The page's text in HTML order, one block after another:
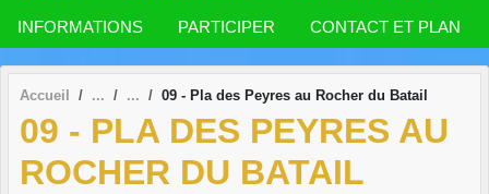
INFORMATIONS PARTICIPER CONTACT ET PLAN
Accueil 09 - Pla des Peyres au Rocher du Batail
09 - PLA DES PEYRES AU
ROCHER DU BATAIL